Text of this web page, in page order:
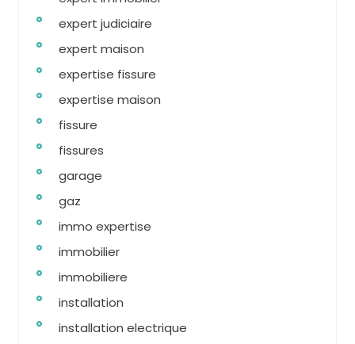
expert judiciaire
expert maison
expertise fissure
expertise maison
fissure
fissures
garage
gaz
immo expertise
immobilier
immobiliere
installation
installation electrique